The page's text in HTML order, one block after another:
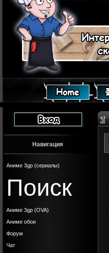
Навигация
Аниме 3gp (сериалы)
Поиск
Аниме 3gp (OVA)
Аниме обои
Форум
Чат